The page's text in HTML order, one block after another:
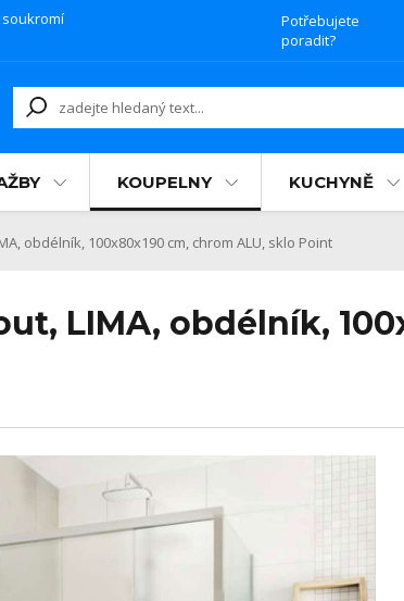
Potřebujete
poradit?
KOUPELNY KUCHYNĚ
obdélník, 100x80x190 cm, chrom ALU, sklo Point
LIMA, obdélník,